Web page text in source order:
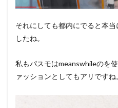
それにしても都内にでると本
したね。
私もパスモはmeanswhileのを
ァッションとしてもアリですね